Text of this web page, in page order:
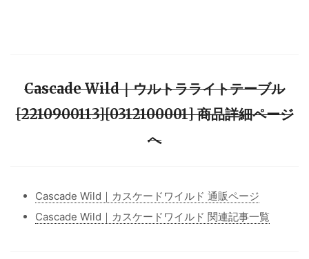
Cascade Wild｜ウルトラライトテーブル
[2210900113][0312100001] 商品詳細ページ
へ
Cascade Wild｜カスケードワイルド 通販ページ
Cascade Wild｜カスケードワイルド 関連記事一覧